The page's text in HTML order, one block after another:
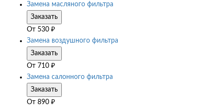
Замена масляного фильтра
Заказать
От 530 ₽
Замена воздушного фильтра
Заказать
От 710 ₽
Замена салонного фильтра
Заказать
От 890 ₽